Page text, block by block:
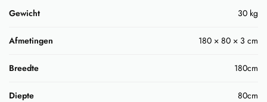
Gewicht 30 kg
Afmetingen 180 × 80 × 3 cm
Breedte 180cm
Diepte 80cm